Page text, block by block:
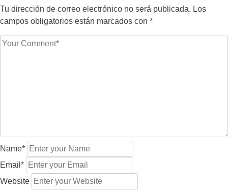
Tu dirección de correo electrónico no será publicada. Los
campos obligatorios están marcados con *
Name*
Email*
Website